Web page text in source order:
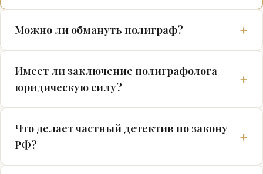
Можно ли обмануть полиграф?
Имеет ли заключение полиграфолога
юридическую силу?
Что делает частный детектив по закону
РФ?